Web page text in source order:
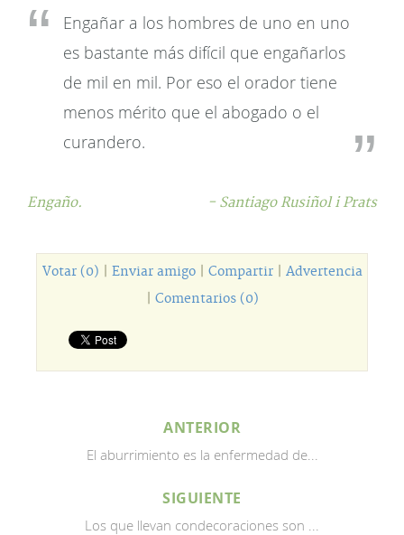
Engañar a los hombres de uno en uno
es bastante más difícil que engañarlos
de mil en mil. Por eso el orador tiene
menos mérito que el abogado o el
curandero.
Engaño. - Santiago Rusiñol i Prats
Votar (0) Enviar amigo| Compartir| Advertencia
Comentarios (0)
ANTERIOR
El aburrimiento es la enfermedad de...
SIGUIENTE
Los que llevan condecoraciones son ...